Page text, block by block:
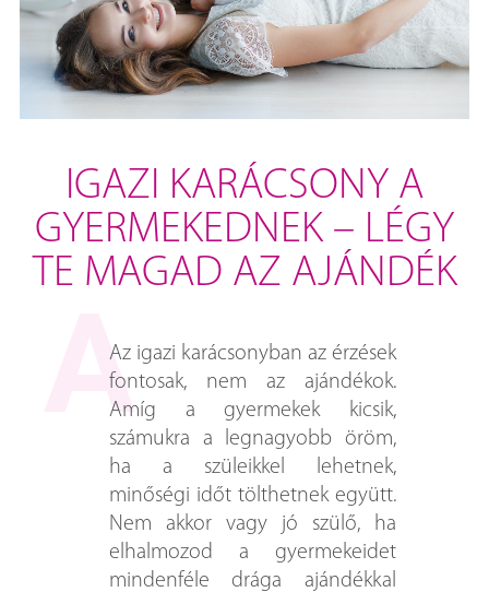
IGAZI KARÁCSONY A
GYERMEKEDNEK – LÉGY
TE MAGAD AZ AJÁNDÉK
Az igazi karácsonyban az érzések
fontosak, nem az ajándékok.
Amíg a gyermekek kicsik,
számukra a legnagyobb öröm,
ha a szüleikkel lehetnek,
minőségi időt tölthetnek együtt.
Nem akkor vagy jó szülő, ha
elhalmozod a gyermekeidet
mindenféle drága ajándékkal